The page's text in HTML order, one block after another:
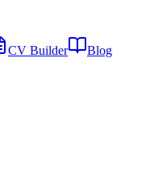
CV Builder Blog